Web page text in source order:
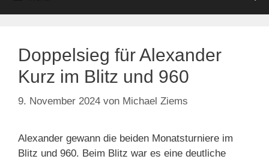
Doppelsieg für Alexander
Kurz im Blitz und 960
9. November 2024 von Michael Ziems
Alexander gewann die beiden Monatsturniere im
Blitz und 960. Beim Blitz war es eine deutliche